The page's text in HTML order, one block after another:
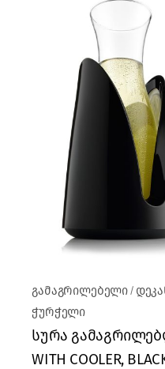
გამაგრილებელი
ჭურჭელი
სურა
WITH COOLER,